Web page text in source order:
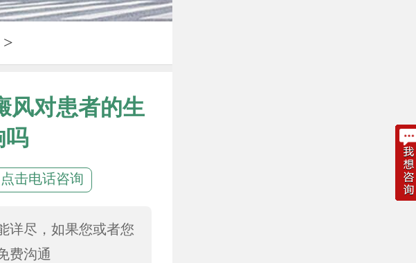
>
风对患者的生
吗
点击电话咨询
详尽，如果您或者您
费沟通